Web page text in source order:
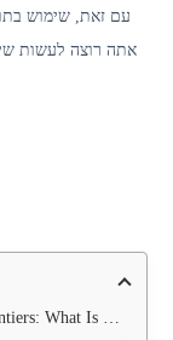
עם זאת, שימוש
אתה רוצה לעשות
Is Moodle LMS?